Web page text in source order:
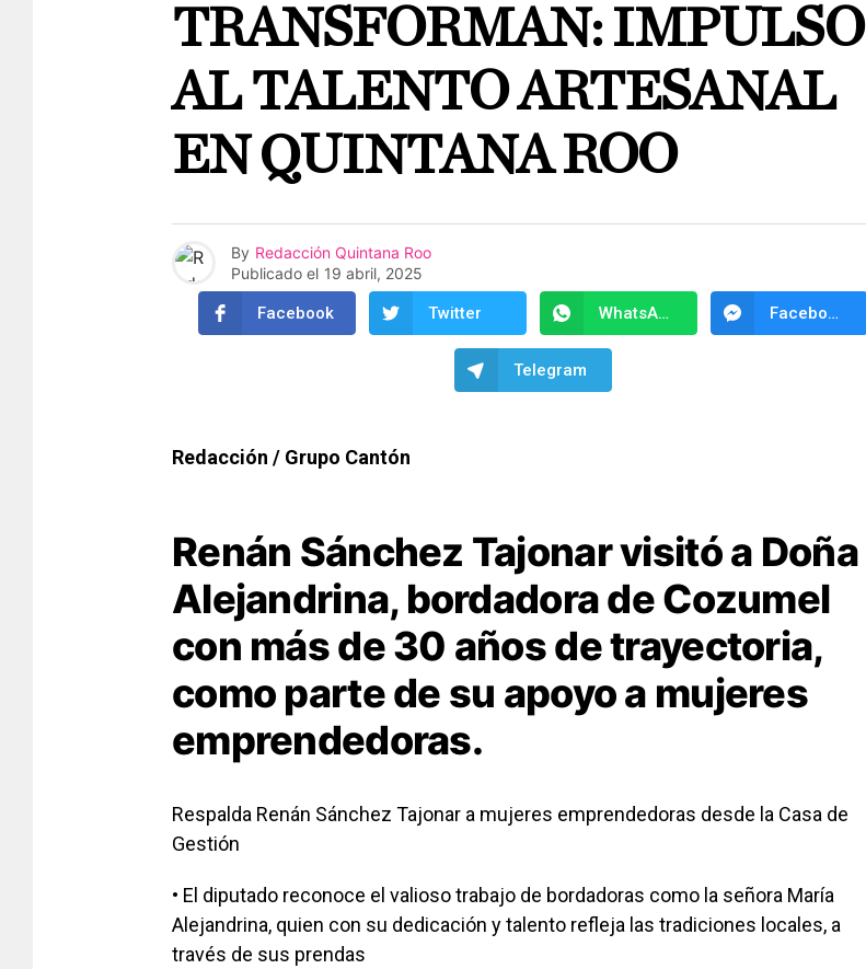
TRANSFORMAN: IMPULSO
AL TALENTO ARTESANAL
EN QUINTANA ROO
By Redacción Quintana Roo
Publicado el 19 abril, 2025
Facebook Twitter WhatsApp Facebook Messenger
Telegram
Redacción / Grupo Cantón
Renán Sánchez Tajonar visitó a Doña
Alejandrina, bordadora de Cozumel
con más de 30 años de trayectoria,
como parte de su apoyo a mujeres
emprendedoras.
Respalda Renán Sánchez Tajonar a mujeres emprendedoras desde la Casa de
Gestión
• El diputado reconoce el valioso trabajo de bordadoras como la señora María
Alejandrina, quien con su dedicación y talento refleja las tradiciones locales, a
través de sus prendas